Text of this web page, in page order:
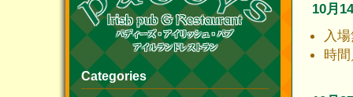
10月
入
時
Categories